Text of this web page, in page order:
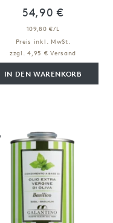
54,90 €
109,80 €/L
Preis inkl. MwSt.
zzgl. 4,95 € Versand
IN DEN WARENKORB